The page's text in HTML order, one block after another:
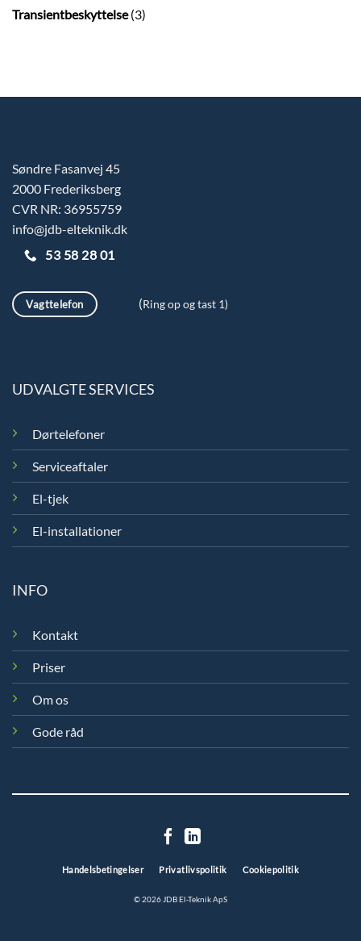
Transientbeskyttelse(3)
Søndre Fasanvej 45
2000 Frederiksberg
CVR NR: 36955759
info@jdb-elteknik.dk
53 58 28 01
Vagttelefon (Ring op og tast 1)
UDVALGTE SERVICES
Dørtelefoner
Serviceaftaler
El-tjek
El-installationer
INFO
Kontakt
Priser
Om os
Gode råd
Handelsbetingelser Privatlivspolitik Cookiepolitik
© 2026 JDB El-Teknik ApS